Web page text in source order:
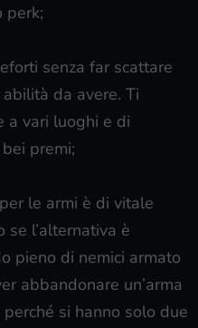
perk;
senza far scattare
da avere. Ti
a vari luoghi e di
premi;
le armi è di vitale
l’alternativa è
pieno di nemici armato
abbandonare un’arma
si hanno solo due